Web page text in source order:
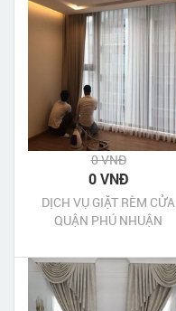
0 VNĐ
0 VNĐ
DỊCH VỤ GIẶT RÈM CỬA
QUẬN PHÚ NHUẬN